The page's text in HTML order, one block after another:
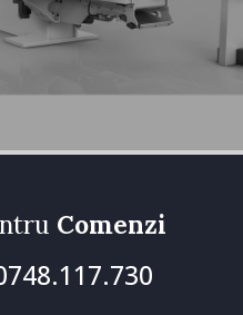
Comenzi